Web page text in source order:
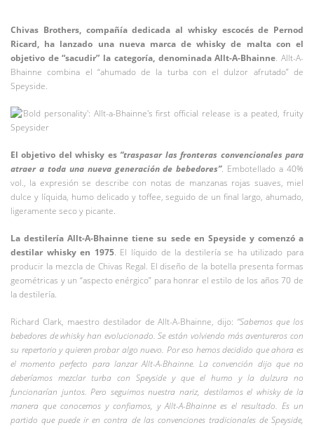
Chivas Brothers, compañía dedicada al whisky escocés de Pernod
Ricard, ha lanzado una nueva marca de whisky de malta con el
objetivo de “sacudir” la categoría, denominada Allt-A-Bhainne. Allt-A-
Bhainne combina el “ahumado de la turba con el dulzor afrutado” de
Speyside.
El objetivo del whisky es “traspasar las fronteras convencionales para
atraer a toda una nueva generación de bebedores”. Embotellado a 40%
vol., la expresión se describe con notas de manzanas rojas suaves, miel
dulce y líquida, humo delicado y toffee, seguido de un final largo, ahumado,
ligeramente seco y picante.
La destilería Allt-A-Bhainne tiene su sede en Speyside y comenzó a
destilar whisky en 1975. El líquido de la destilería se ha utilizado para
producir la mezcla de Chivas Regal. El diseño de la botella presenta formas
geométricas y un “aspecto enérgico” para honrar el estilo de los años 70 de
la destilería.
Richard Clark, maestro destilador de Allt-A-Bhainne, dijo: “Sabemos que los
bebedores de whisky han evolucionado. Se están volviendo más aventureros con
su repertorio y quieren probar algo nuevo. Por eso hemos decidido que ahora es
el momento perfecto para lanzar Allt-A-Bhainne. La convención dijo que no
deberíamos mezclar turba con Speyside y que el humo y la dulzura no
funcionarían juntos. Pero seguimos nuestra nariz, destilamos el whisky de la
manera que conocemos y confiamos, y Allt-A-Bhainne es el resultado. Es un
partido que puede ir en contra de las convenciones tradicionales de Speyside,